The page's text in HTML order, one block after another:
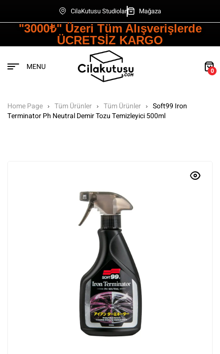
CilaKutusu Studiolar Mağaza
"3000₺" Üzeri Tüm Alışverişlerde
ÜCRETSİZ KARGO
MENU 0
Home Page Tüm Ürünler Tüm Ürünler
Soft99 Iron
Terminator Ph Neutral Demir Tozu Temizleyici 500ml